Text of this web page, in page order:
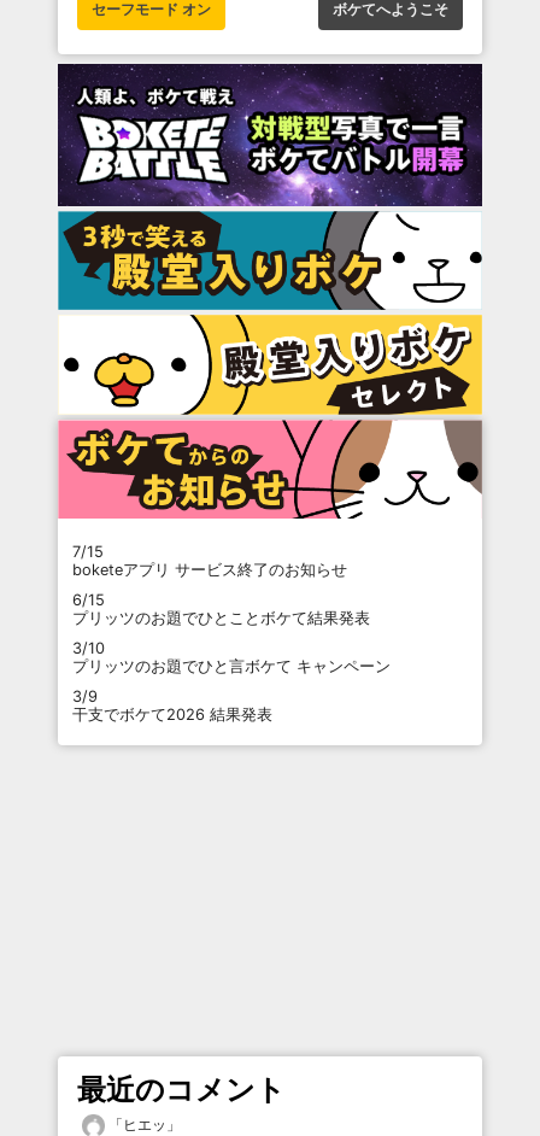
セーフモード オン ボケてへようこそ
7/15
boketeアプリ サービス終了のお知らせ
6/15
プリッツのお題でひとことボケて結果発表
3/10
プリッツのお題でひと言ボケて キャンペーン
3/9
干支でボケて2026 結果発表
最近のコメント
「 ヒエッ 」